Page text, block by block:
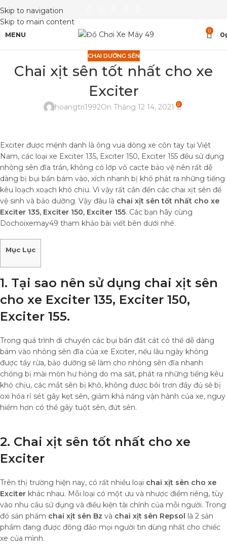
Skip to navigation
Skip to main content
MENU 0 0
CHAI DƯỠNG SÊN
Chai xịt sên tốt nhất cho xe
Exciter
hoangtri1992On Tháng 12 14, 2021 0
Exciter được mệnh danh là ông vua dòng xe côn tay tại Việt
Nam, các loại xe Exciter 135, Exciter 150, Exciter 155 đều sử dụng
nhông sên đĩa trần, không có lớp vỏ cacte bảo vệ nên rất dễ
dàng bị bụi bẩn bám vào, xích nhanh bị khô phát ra những tiếng
kêu loạch xoạch khó chịu. Vì vậy rất cần đến các chai xịt sên để
vệ sinh và bảo dưỡng. Vậy đâu là chai xịt sên tốt nhất cho xe
Exciter 135, Exciter 150, Exciter 155. Các bạn hãy cùng
Dochoixemay49 tham khảo bài viết bên dưới nhé.
Mục Lục
1. Tại sao nên sử dụng chai xịt sên
cho xe Exciter 135, Exciter 150,
Exciter 155.
Trong quá trình di chuyển các bụi bẩn đất cát có thể dễ dàng
bám vào nhông sên đĩa của xe Exciter, nếu lâu ngày không
được tẩy rửa, bảo dưỡng sẽ làm cho nhông sên đĩa nhanh
chóng bị mài mòn hư hỏng do ma sát, phát ra những tiếng kêu
khó chịu, các mắt sên bị khô, không được bôi trơn đầy đủ sẽ bị
oxi hóa rỉ sét gây kẹt sên, giảm khả năng vận hành của xe, nguy
hiểm hơn có thể gây tuột sên, đứt sên.
2. Chai xịt sên tốt nhất cho xe
Exciter
Trên thị trường hiện nay, có rất nhiều loại chai xịt sên cho xe
Exciter khác nhau. Mỗi loại có một ưu và nhược điểm riêng, tùy
vào nhu cầu sử dụng và điều kiện tài chính của mỗi người. Trong
đó sản phẩm chai xịt sên Bz và chai xịt sên Repsol là 2 sản
phẩm đang được đông đảo mọi người tin dùng nhất cho chiếc
xe của mình.